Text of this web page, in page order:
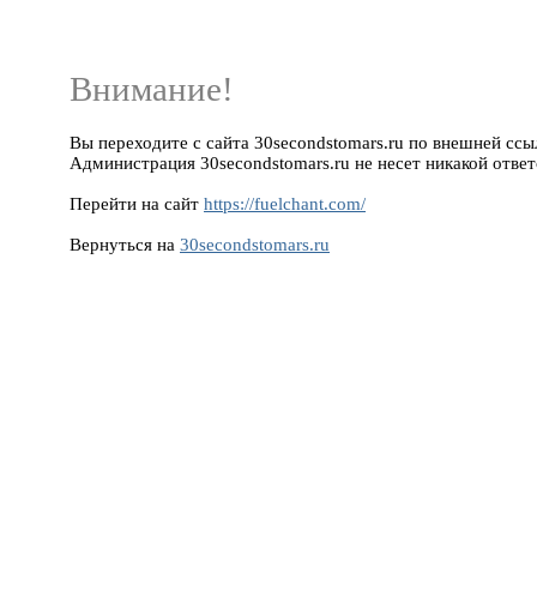
Внимание!
Вы переходите с сайта 30secondstomars.ru по внешней
Администрация 30secondstomars.ru не несет никакой
Перейти на сайт https://fuelchant.com/
Вернуться на 30secondstomars.ru